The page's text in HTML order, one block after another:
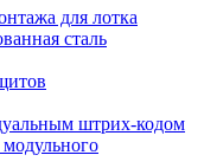
для лотка
сталь
штрих-кодом